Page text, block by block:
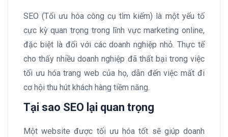
SEO (Tối ưu hóa công cụ tìm kiếm) là một yếu tố
cực kỳ quan trọng trong lĩnh vực marketing online,
đặc biệt là đối với các doanh nghiệp nhỏ. Thực tế
cho thấy nhiều doanh nghiệp đã thất bại trong việc
tối ưu hóa trang web của họ, dẫn đến việc mất đi
cơ hội thu hút khách hàng tiềm năng.
Tại sao SEO lại quan trọng
Một website được tối ưu hóa tốt sẽ giúp doanh